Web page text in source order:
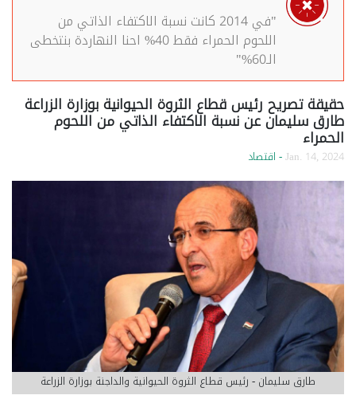
"في 2014 كانت نسبة الاكتفاء الذاتي من
اللحوم الحمراء فقط 40% احنا النهاردة بنتخطى
الـ60%"
حقيقة تصريح رئيس قطاع الثروة الحيوانية بوزارة الزراعة
طارق سليمان عن نسبة الاكتفاء الذاتي من اللحوم
الحمراء
Jan. 14, 2024- اقتصاد
طارق سليمان - رئيس قطاع الثروة الحيوانية والداجنة بوزارة الزراعة